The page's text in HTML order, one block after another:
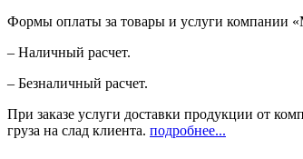
Формы оплаты за товары и услуги компании
– Наличный расчет.
– Безналичный расчет.
При заказе услуги доставки продукции от
груза на слад клиента. подробнее...